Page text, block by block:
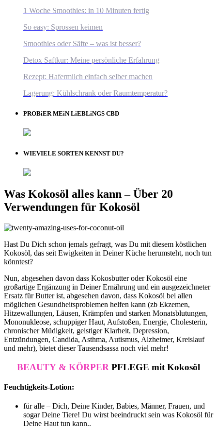
1 Woche Smoothies: in 10 Minuten fertig
So easy: Sprossen keimen
Smoothies oder Säfte – was ist besser?
Detox Saftkur: Meine persönliche Erfahrung
Rezept: Hafermilch einfach selber machen
Lagerung: Kühlschrank oder Raumtemperatur?
PROBiER MEiN LiEBLiNGS CBD
WIEVIELE SORTEN KENNST DU?
Was Kokosöl alles kann – Über 20
Verwendungen für Kokosöl
Hast Du Dich schon jemals gefragt, was Du mit diesem köstlichen
Kokosöl, das seit Ewigkeiten in Deiner Küche herumsteht, noch tun
könntest?
Nun, abgesehen davon dass Kokosbutter oder Kokosöl eine
großartige Ergänzung in Deiner Ernährung und ein ausgezeichneter
Ersatz für Butter ist, abgesehen davon, dass Kokosöl bei allen
möglichen Gesundheitsproblemen helfen kann (zb Ekzemen,
Hitzewallungen, Läusen, Krämpfen und starken Monatsblutungen,
Mononukleose, schuppiger Haut, Aufstoßen, Energie, Cholesterin,
chronischer Müdigkeit, geistiger Klarheit, Depression,
Entzündungen, Candida, Asthma, Autismus, Alzheimer, Kreislauf
und mehr), bietet dieser Tausendsassa noch viel mehr!
BEAUTY & KÖRPER PFLEGE mit Kokosöl
Feuchtigkeits-Lotion:
für alle – Dich, Deine Kinder, Babies, Männer, Frauen, und
sogar Deine Tiere! Du wirst beeindruckt sein was Kokosöl für
Deine Haut tun kann..